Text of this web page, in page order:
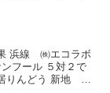
浜線 ㈱エコラボ
フール ５対２で
りんどう 新地 熊